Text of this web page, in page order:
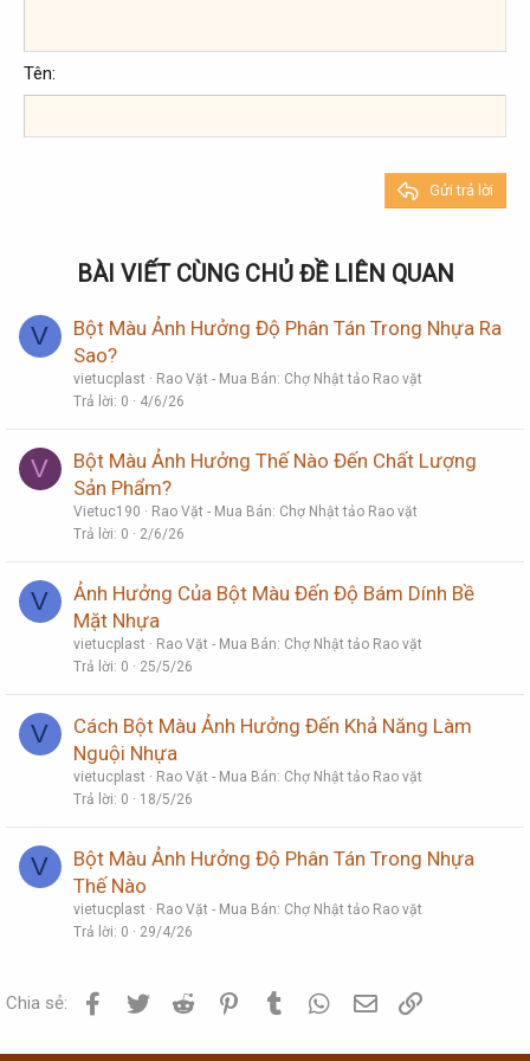
18
22
Tahoma
Times New Roman
Heading 2
Heading 3
Tên
Gửi trả lời
BÀI VIẾT CÙNG CHỦ ĐỀ LIÊN QUAN
V
Bột Màu Ảnh Hưởng Độ Phân Tán Trong Nhựa Ra
Sao?
vietucplast
Rao Vặt - Mua Bán: Chợ Nhật tảo Rao vặt
Trả lời 0 4/6/26
V
Bột Màu Ảnh Hưởng Thế Nào Đến Chất Lượng
Sản Phẩm?
Vietuc190
Rao Vặt - Mua Bán: Chợ Nhật tảo Rao vặt
Trả lời 0 2/6/26
V
Ảnh Hưởng Của Bột Màu Đến Độ Bám Dính Bề
Mặt Nhựa
vietucplast
Rao Vặt - Mua Bán: Chợ Nhật tảo Rao vặt
Trả lời 0 25/5/26
V
Cách Bột Màu Ảnh Hưởng Đến Khả Năng Làm
Nguội Nhựa
vietucplast
Rao Vặt - Mua Bán: Chợ Nhật tảo Rao vặt
Trả lời 0 18/5/26
V
Bột Màu Ảnh Hưởng Độ Phân Tán Trong Nhựa
Thế Nào
vietucplast
Rao Vặt - Mua Bán: Chợ Nhật tảo Rao vặt
Trả lời 0 29/4/26
Chia sẻ: Facebook
Twitter Reddit PinterestTumblr WhatsApp
Email